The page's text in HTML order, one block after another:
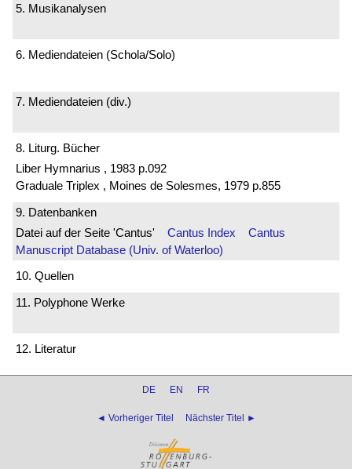
5. Musikanalysen
6. Mediendateien (Schola/Solo)
7. Mediendateien (div.)
8. Liturg. Bücher
Liber Hymnarius , 1983 p.092
Graduale Triplex , Moines de Solesmes, 1979 p.855
9. Datenbanken
Datei auf der Seite 'Cantus' Cantus Index
Cantus
Manuscript Database (Univ. of Waterloo)
10. Quellen
11. Polyphone Werke
12. Literatur
DE EN FR
◄ Vorheriger Titel Nächster Titel ►